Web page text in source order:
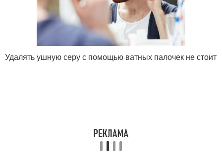
Удалять ушную серу с помощью ватных палочек не стоит